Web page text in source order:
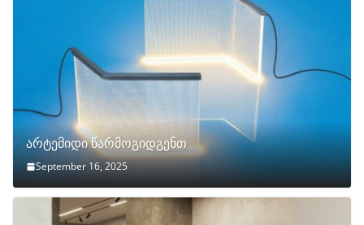
არტემიდი წარმოგიდგენთ
September 16, 2025